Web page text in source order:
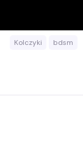
Kolczyki bdsm